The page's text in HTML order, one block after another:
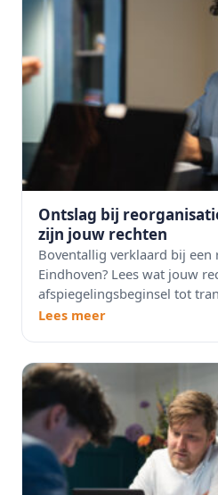
Ontslag bij
zijn jouw rechten
Boventallig verklaard bij een
Eindhoven? Lees wat jouw
afspiegelingsbeginsel tot
Lees meer